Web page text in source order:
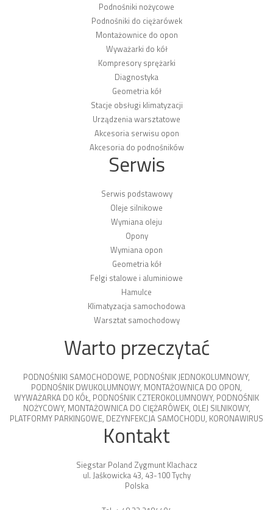
Podnośniki nożycowe
Podnośniki do ciężarówek
Montażownice do opon
Wyważarki do kół
Kompresory sprężarki
Diagnostyka
Geometria kół
Stacje obsługi klimatyzacji
Urządzenia warsztatowe
Akcesoria serwisu opon
Akcesoria do podnośników
Serwis
Serwis podstawowy
Oleje silnikowe
Wymiana oleju
Opony
Wymiana opon
Geometria kół
Felgi stalowe i aluminiowe
Hamulce
Klimatyzacja samochodowa
Warsztat samochodowy
Warto przeczytać
PODNOŚNIKI SAMOCHODOWE, PODNOŚNIK JEDNOKOLUMNOWY,
PODNOŚNIK DWUKOLUMNOWY, MONTAŻOWNICA DO OPON,
WYWAŻARKA DO KÓŁ, PODNOŚNIK CZTEROKOLUMNOWY, PODNOŚNIK
NOŻYCOWY, MONTAŻOWNICA DO CIĘŻARÓWEK, OLEJ SILNIKOWY,
PLATFORMY PARKINGOWE, DEZYNFEKCJA SAMOCHODU, KORONAWIRUS
Kontakt
Siegstar Poland Zygmunt Klachacz
ul. Jaśkowicka 43, 43-100 Tychy
Polska